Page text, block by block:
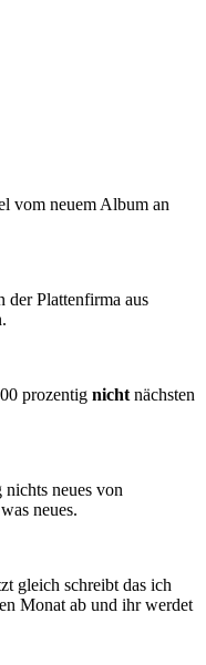
vom neuem Album an
der Plattenfirma aus
prozentig nicht nächsten
nichts neues von
neues.
gleich schreibt das ich
Monat ab und ihr werdet